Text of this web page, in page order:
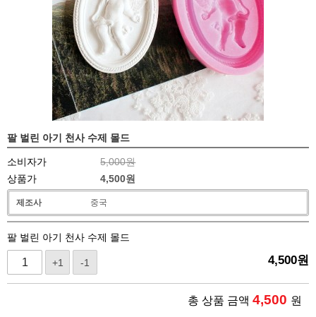
팔 벌린 아기 천사 수제 몰드
소비자가
5,000원
상품가
4,500원
제조사 중국
팔 벌린 아기 천사 수제 몰드
+1 -1 4,500원
총 상품 금액 4,500 원